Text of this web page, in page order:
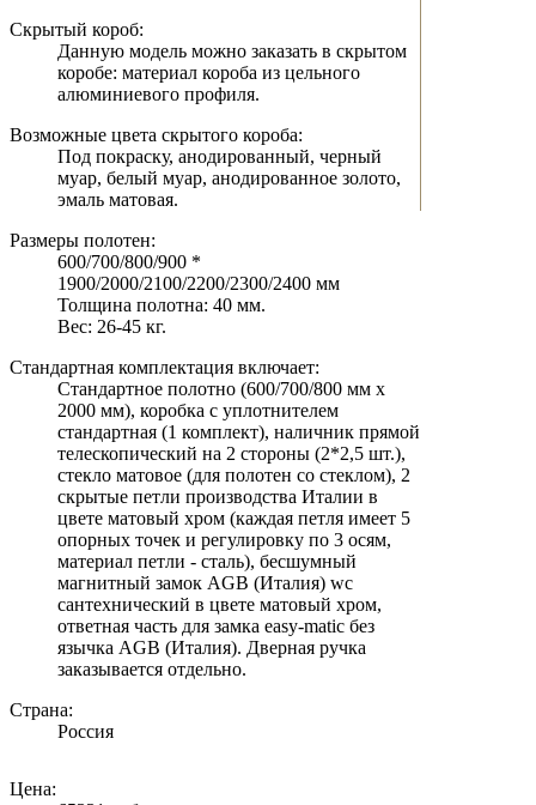
Скрытый короб:
Данную модель можно заказать в скрытом
коробе: материал короба из цельного
алюминиевого профиля.
Возможные цвета скрытого короба:
Под покраску, анодированный, черный
муар, белый муар, анодированное золото,
эмаль матовая.
Размеры полотен:
600/700/800/900 *
1900/2000/2100/2200/2300/2400 мм
Толщина полотна: 40 мм.
Вес: 26-45 кг.
Стандартная комплектация включает:
Стандартное полотно (600/700/800 мм х
2000 мм), коробка с уплотнителем
стандартная (1 комплект), наличник прямой
телескопический на 2 стороны (2*2,5 шт.),
стекло матовое (для полотен со стеклом), 2
скрытые петли производства Италии в
цвете матовый хром (каждая петля имеет 5
опорных точек и регулировку по 3 осям,
материал петли - сталь), бесшумный
магнитный замок AGB (Италия) wc
сантехнический в цвете матовый хром,
ответная часть для замка easy-matic без
язычка AGB (Италия). Дверная ручка
заказывается отдельно.
Страна:
Россия
Цена: